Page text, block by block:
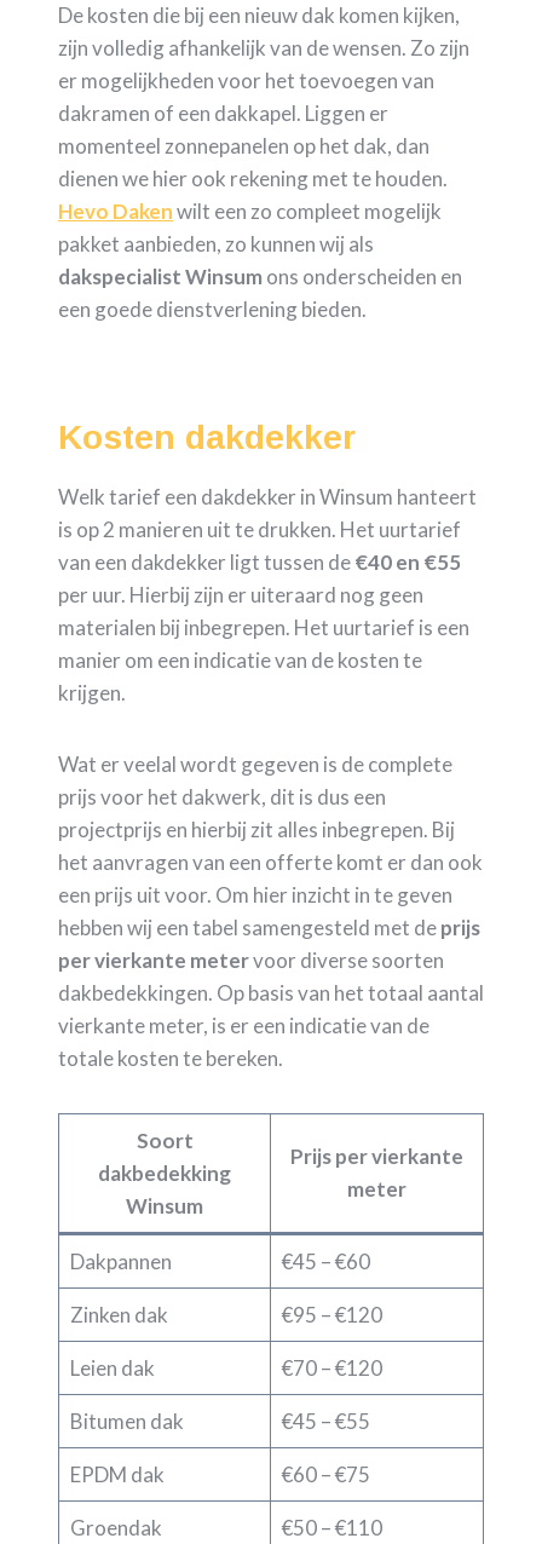
De kosten die bij een nieuw dak komen kijken,
zijn volledig afhankelijk van de wensen. Zo zijn
er mogelijkheden voor het toevoegen van
dakramen of een dakkapel. Liggen er
momenteel zonnepanelen op het dak, dan
dienen we hier ook rekening met te houden.
Hevo Dakenwilt een zo compleet mogelijk
pakket aanbieden, zo kunnen wij als
dakspecialist Winsum ons onderscheiden en
een goede dienstverlening bieden.
Kosten dakdekker
Welk tarief een dakdekker in Winsum hanteert
is op 2 manieren uit te drukken. Het uurtarief
van een dakdekker ligt tussen de€40 en €55
per uur. Hierbij zijn er uiteraard nog geen
materialen bij inbegrepen. Het uurtarief is een
manier om een indicatie van de kosten te
krijgen.
Wat er veelal wordt gegeven is de complete
prijs voor het dakwerk, dit is dus een
projectprijs en hierbij zit alles inbegrepen. Bij
het aanvragen van een offerte komt er dan ook
een prijs uit voor. Om hier inzicht in te geven
hebben wij een tabel samengesteld met deprijs
per vierkante metervoor diverse soorten
dakbedekkingen. Op basis van het totaal aantal
vierkante meter, is er een indicatie van de
totale kosten te bereken.
Soort
dakbedekking
Winsum
Prijs per vierkante
meter
Dakpannen €45 – €60
Zinken dak €95 – €120
Leien dak €70 – €120
Bitumen dak €45 – €55
EPDM dak €60 – €75
Groendak €50 – €110